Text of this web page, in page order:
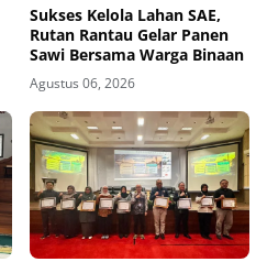
Sukses Kelola Lahan SAE,
Rutan Rantau Gelar Panen
Sawi Bersama Warga Binaan
Agustus 06, 2026